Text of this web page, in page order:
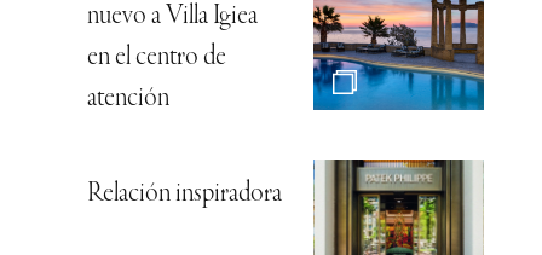
nuevo a Villa Igiea
en el centro de
atención
Relación inspiradora